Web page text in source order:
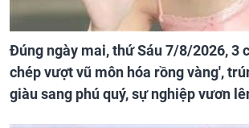
Đúng ngày mai, thứ Sáu 7/8/2026, 3
chép vượt vũ môn hóa rồng vàng',
giàu sang phú quý, sự nghiệp vươn